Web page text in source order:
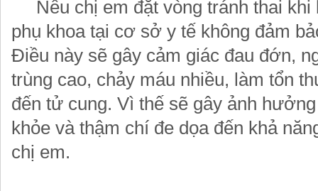
Nếu chị em đặt vòng tránh thai khi
phụ khoa tại cơ sở y tế không đảm
Điều này sẽ gây cảm giác đau đớn,
trùng cao, chảy máu nhiều, làm tổn
đến tử cung. Vì thế sẽ gây ảnh
khỏe và thậm chí đe dọa đến khả
chị em.